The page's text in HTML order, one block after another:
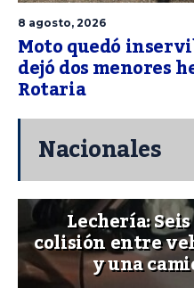
8 agosto, 2026
Moto quedó
dejó dos menores
Rotaria
Nacionales
Lechería:
colisión entre
y una